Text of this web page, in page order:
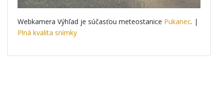
Webkamera Výhľad je súčasťou meteostanice Pukanec. |
Plná kvalita snímky